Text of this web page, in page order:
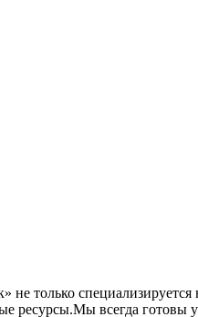
только специализируется
ресурсы.Мы всегда